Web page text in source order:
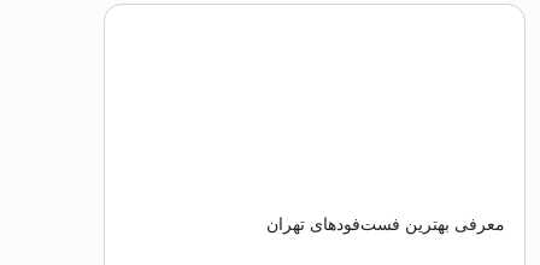
معرفی بهترین فست‌فودهای تهران